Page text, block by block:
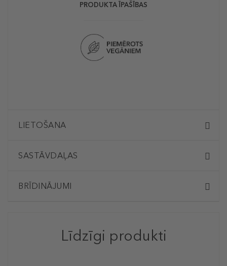
PRODUKTA ĪPAŠĪBAS
LIETOŠANA
SASTĀVDAĻAS
BRĪDINĀJUMI
Līdzīgi produkti